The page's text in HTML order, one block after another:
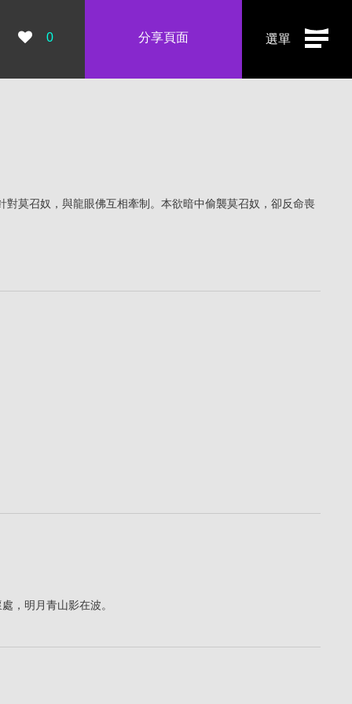
選單
瀏覽數：
0 分享頁面
莫召奴，與龍眼佛互相牽制。本欲暗中偷襲莫召奴，卻反命喪
，明月青山影在波。